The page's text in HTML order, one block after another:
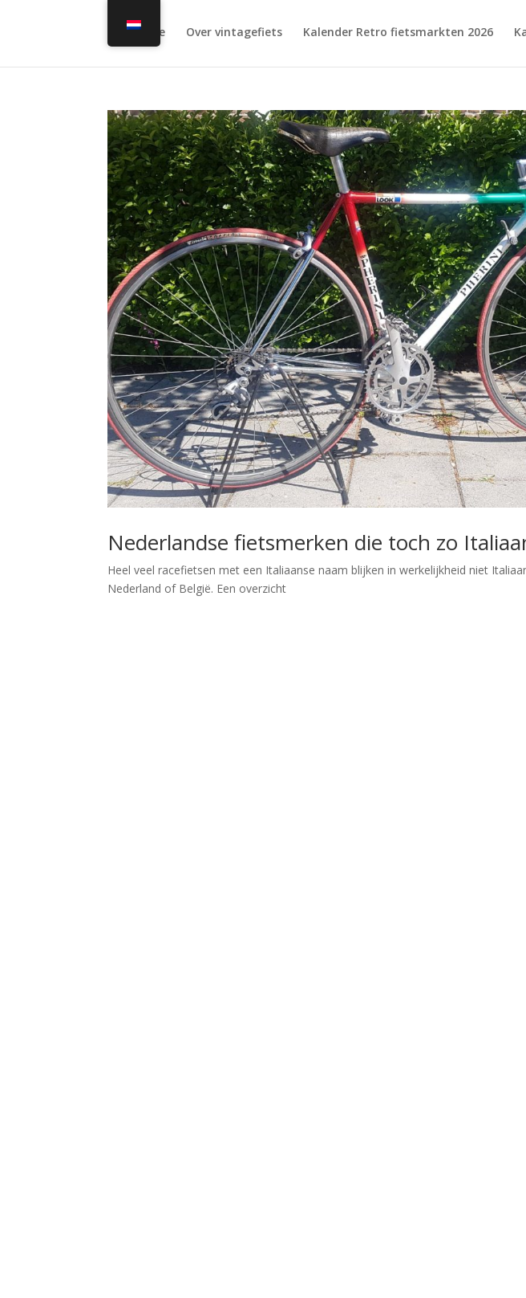
Home Over vintagefiets Kalender Retro fietsmarkten 2026
Nederlandse fietsmerken die toch zo
Heel veel racefietsen met een Italiaanse naam blijken in werkelijkheid niet
Nederland of België. Een overzicht